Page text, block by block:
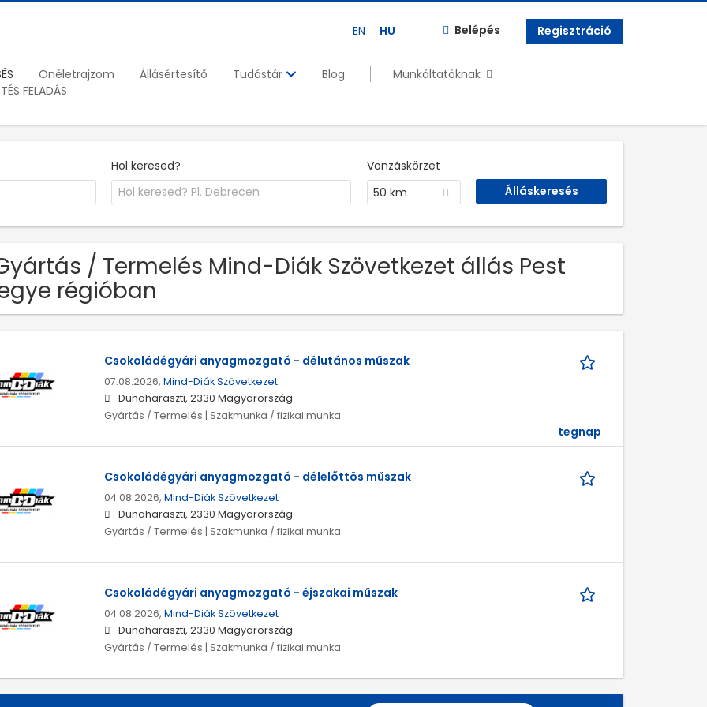
EN HU Belépés Regisztráció
Önéletrajzom Állásértesítő Tudástár Blog
Munkáltatóknak
FELADÁS
Hol keresed?
Vonzáskörzet
50 km
/ Termelés Mind-Diák Szövetkezet állás Pest
régióban
Csokoládégyári anyagmozgató - délutános műszak
07.08.2026, Mind-Diák Szövetkezet
Dunaharaszti, 2330 Magyarország
Gyártás / Termelés | Szakmunka / fizikai munka
tegnap
Csokoládégyári anyagmozgató - délelőttös műszak
04.08.2026, Mind-Diák Szövetkezet
Dunaharaszti, 2330 Magyarország
Gyártás / Termelés | Szakmunka / fizikai munka
Csokoládégyári anyagmozgató - éjszakai műszak
04.08.2026, Mind-Diák Szövetkezet
Dunaharaszti, 2330 Magyarország
Gyártás / Termelés | Szakmunka / fizikai munka